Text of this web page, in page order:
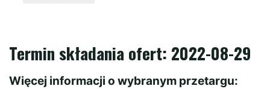
Termin składania ofert: 2022-08-29
Więcej informacji o wybranym przetargu: